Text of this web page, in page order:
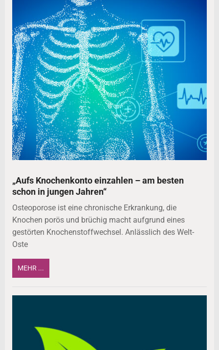
„Aufs Knochenkonto einzahlen – am besten
schon in jungen Jahren“
Osteoporose ist eine chronische Erkrankung, die
Knochen porös und brüchig macht aufgrund eines
gestörten Knochenstoffwechsel. Anlässlich des Welt-
Oste
MEHR ...